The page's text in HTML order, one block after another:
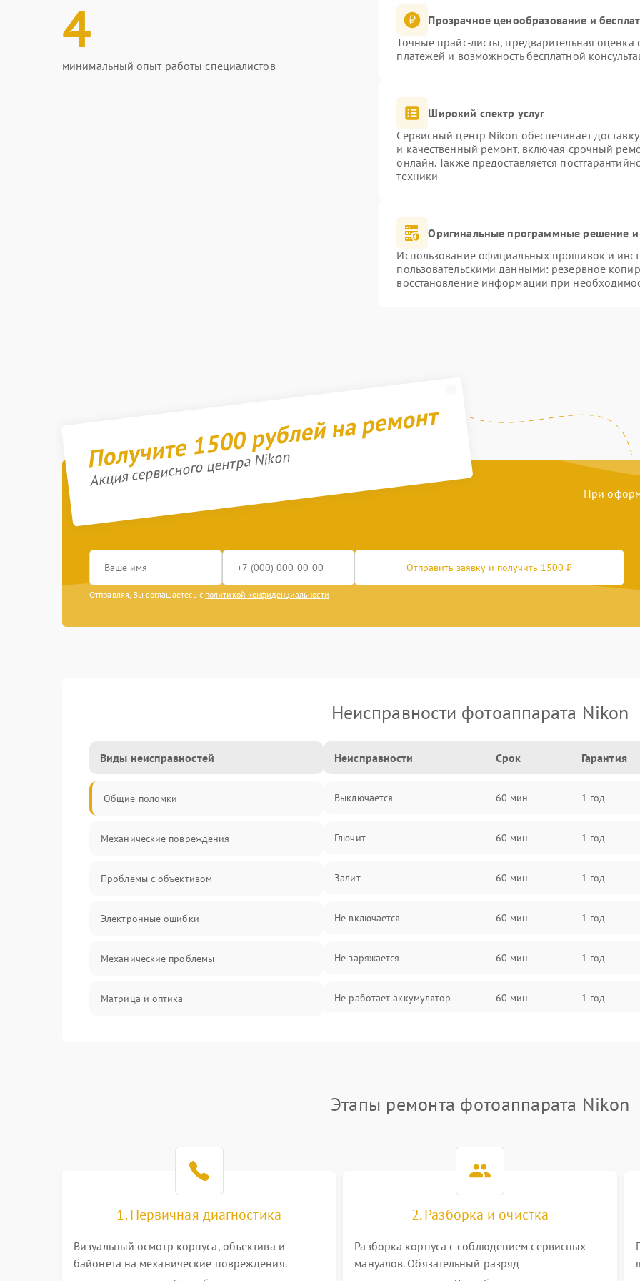
4
минимальный опыт работы специалистов
Прозрачное ценообразование и
Точные прайс-листы, предварительная оценка
платежей и возможность бесплатной
Широкий спектр услуг
Сервисный центр Nikon обеспечивает
и качественный ремонт, включая срочный
онлайн. Также предоставляется
техники
Оригинальные программные решение
Использование официальных прошивок и
пользовательскими данными: резервное
восстановление информации при
Получите 1500 рублей на ремонт
Акция сервисного центра Nikon
При
Отправить заявку и получить 1500 ₽
Отправляя, Вы соглашаетесь с политикой конфиденциальности
Неисправности фотоаппарата Nikon
Виды неисправностей
Общие поломки
Механические повреждения
Проблемы с объективом
Электронные ошибки
Механические проблемы
Матрица и оптика
Коммуникации и интерфейсы
Неисправности Срок Гарантия
Выключается 60 мин 1 год
Глючит 60 мин 1 год
Залит 60 мин 1 год
Не включается 60 мин 1 год
Не заряжается 60 мин 1 год
Не работает аккумулятор 60 мин 1 год
Этапы ремонта фотоаппарата Nikon
1. Первичная диагностика
Визуальный осмотр корпуса, объектива и
байонета на механические повреждения.
2. Разборка и очистка
Разборка корпуса с соблюдением сервисных
мануалов. Обязательный разряд